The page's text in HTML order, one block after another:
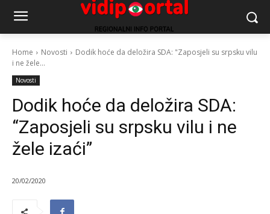
Home Novosti
Dodik hoće da deložira SDA: "Zaposjeli su srpsku vilu
i ne žele...
Novosti
Dodik hoće da deložira SDA:
“Zaposjeli su srpsku vilu i ne
žele izaći”
20/02/2020